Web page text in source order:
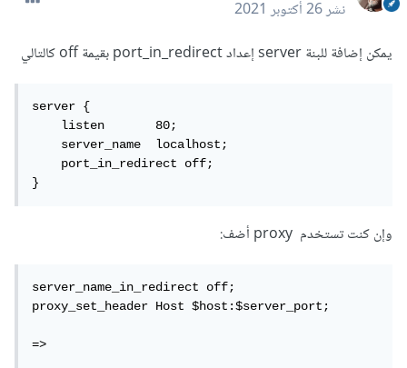
نشر26 أكتوبر 2021
يمكن إضافة للبنة server إعداد port_in_redirect بقيمة off كالتالي
server {
    listen       80;
    server_name  localhost;
    port_in_redirect off;
}
وإن كنت تستخدم proxy أضف:
server_name_in_redirect off;
proxy_set_header Host $host:$server_port;
=>